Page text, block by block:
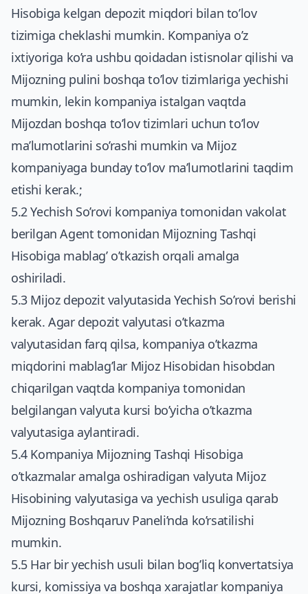
Hisobiga kelgan depozit miqdori bilan to’lov
tizimiga cheklashi mumkin. Kompaniya o’z
ixtiyoriga ko’ra ushbu qoidadan istisnolar qilishi va
Mijozning pulini boshqa to’lov tizimlariga yechishi
mumkin, lekin kompaniya istalgan vaqtda
Mijozdan boshqa to’lov tizimlari uchun to’lov
ma’lumotlarini so’rashi mumkin va Mijoz
kompaniyaga bunday to’lov ma’lumotlarini taqdim
etishi kerak.;
5.2 Yechish So’rovi kompaniya tomonidan vakolat
berilgan Agent tomonidan Mijozning Tashqi
Hisobiga mablag’ o’tkazish orqali amalga
oshiriladi.
5.3 Mijoz depozit valyutasida Yechish So’rovi berishi
kerak. Agar depozit valyutasi o’tkazma
valyutasidan farq qilsa, kompaniya o’tkazma
miqdorini mablag’lar Mijoz Hisobidan hisobdan
chiqarilgan vaqtda kompaniya tomonidan
belgilangan valyuta kursi bo’yicha o’tkazma
valyutasiga aylantiradi.
5.4 Kompaniya Mijozning Tashqi Hisobiga
o’tkazmalar amalga oshiradigan valyuta Mijoz
Hisobining valyutasiga va yechish usuliga qarab
Mijozning Boshqaruv Paneli’nda ko’rsatilishi
mumkin.
5.5 Har bir yechish usuli bilan bog’liq konvertatsiya
kursi, komissiya va boshqa xarajatlar kompaniya